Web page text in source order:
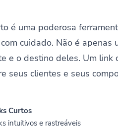
é uma poderosa
cuidado. Não é apenas
e o destino deles. Um link
seus clientes e seus
Curtos
intuitivos e rastreáveis